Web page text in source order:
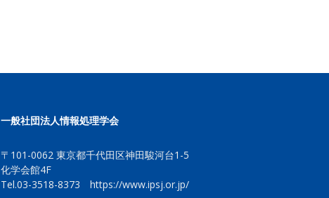
一般社団法人情報処理学会
〒101-0062 東京都千代田区神田駿河台1-5
化学会館4F
Tel.03-3518-8373 https://www.ipsj.or.jp/